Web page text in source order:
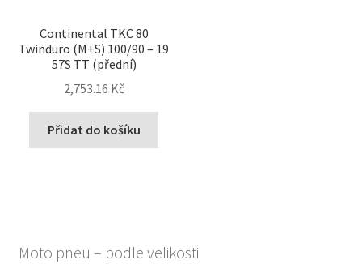
Continental TKC 80
Twinduro (M+S) 100/90 – 19
57S TT (přední)
2,753.16 Kč
Přidat do košíku
Moto pneu – podle velikosti